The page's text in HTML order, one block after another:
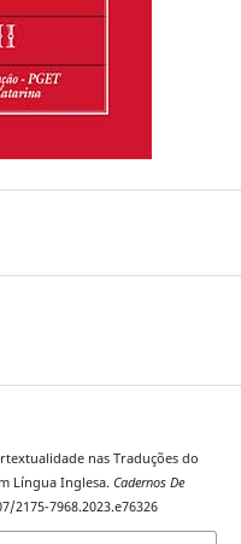
nas Traduções do
Língua Inglesa. Cadernos De
2175-7968.2023.e76326